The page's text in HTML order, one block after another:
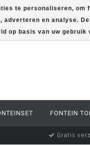
FONTEIN
Gratis
te personaliseren,
en analyse.
op basis van uw gebruik